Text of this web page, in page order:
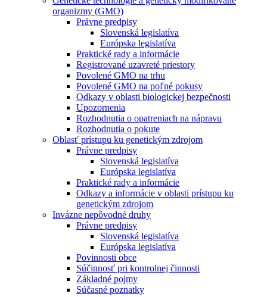
organizmy (GMO)
Právne predpisy
Slovenská legislatíva
Európska legislatíva
Praktické rady a informácie
Registrované uzavreté priestory
Povolené GMO na trhu
Povolené GMO na poľné pokusy
Odkazy v oblasti biologickej bezpečnosti
Upozornenia
Rozhodnutia o opatreniach na nápravu
Rozhodnutia o pokute
Oblasť prístupu ku genetickým zdrojom
Právne predpisy
Slovenská legislatíva
Európska legislatíva
Praktické rady a informácie
Odkazy a informácie v oblasti prístupu ku
genetickým zdrojom
Invázne nepôvodné druhy
Právne predpisy
Slovenská legislatíva
Európska legislatíva
Povinnosti obce
Súčinnosť pri kontrolnej činnosti
Základné pojmy
Súčasné poznatky